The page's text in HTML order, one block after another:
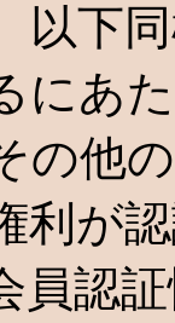
以下
にあ
の他
利が
員認